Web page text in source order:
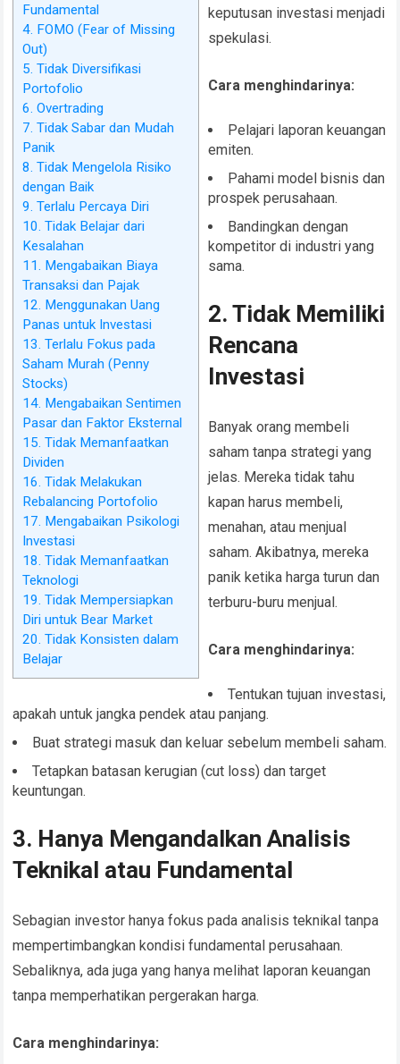
Fundamental
4. FOMO (Fear of Missing
Out)
5. Tidak Diversifikasi
Portofolio
6. Overtrading
7. Tidak Sabar dan Mudah
Panik
8. Tidak Mengelola Risiko
dengan Baik
9. Terlalu Percaya Diri
10. Tidak Belajar dari
Kesalahan
11. Mengabaikan Biaya
Transaksi dan Pajak
12. Menggunakan Uang
Panas untuk Investasi
13. Terlalu Fokus pada
Saham Murah (Penny
Stocks)
14. Mengabaikan Sentimen
Pasar dan Faktor Eksternal
15. Tidak Memanfaatkan
Dividen
16. Tidak Melakukan
Rebalancing Portofolio
17. Mengabaikan Psikologi
Investasi
18. Tidak Memanfaatkan
Teknologi
19. Tidak Mempersiapkan
Diri untuk Bear Market
20. Tidak Konsisten dalam
Belajar
keputusan investasi menjadi
spekulasi.
Cara menghindarinya:
Pelajari laporan keuangan
emiten.
Pahami model bisnis dan
prospek perusahaan.
Bandingkan dengan
kompetitor di industri yang
sama.
2. Tidak Memiliki
Rencana
Investasi
Banyak orang membeli
saham tanpa strategi yang
jelas. Mereka tidak tahu
kapan harus membeli,
menahan, atau menjual
saham. Akibatnya, mereka
panik ketika harga turun dan
terburu-buru menjual.
Cara menghindarinya:
Tentukan tujuan investasi,
apakah untuk jangka pendek atau panjang.
Buat strategi masuk dan keluar sebelum membeli saham.
Tetapkan batasan kerugian (cut loss) dan target
keuntungan.
3. Hanya Mengandalkan Analisis
Teknikal atau Fundamental
Sebagian investor hanya fokus pada analisis teknikal tanpa
mempertimbangkan kondisi fundamental perusahaan.
Sebaliknya, ada juga yang hanya melihat laporan keuangan
tanpa memperhatikan pergerakan harga.
Cara menghindarinya: